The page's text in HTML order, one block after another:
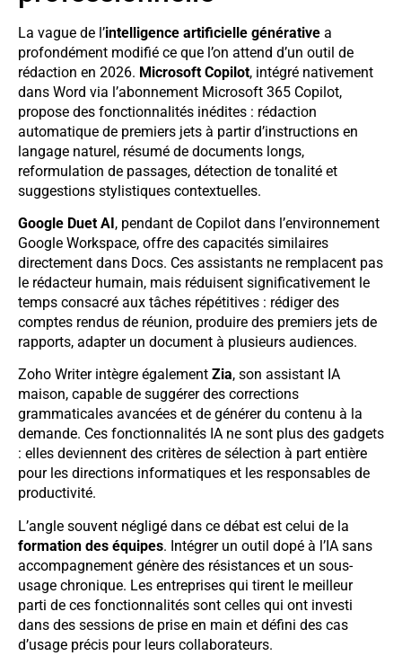
La vague de l’intelligence artificielle générative a
profondément modifié ce que l’on attend d’un outil de
rédaction en 2026. Microsoft Copilot, intégré nativement
dans Word via l’abonnement Microsoft 365 Copilot,
propose des fonctionnalités inédites : rédaction
automatique de premiers jets à partir d’instructions en
langage naturel, résumé de documents longs,
reformulation de passages, détection de tonalité et
suggestions stylistiques contextuelles.
Google Duet AI, pendant de Copilot dans l’environnement
Google Workspace, offre des capacités similaires
directement dans Docs. Ces assistants ne remplacent pas
le rédacteur humain, mais réduisent significativement le
temps consacré aux tâches répétitives : rédiger des
comptes rendus de réunion, produire des premiers jets de
rapports, adapter un document à plusieurs audiences.
Zoho Writer intègre également Zia, son assistant IA
maison, capable de suggérer des corrections
grammaticales avancées et de générer du contenu à la
demande. Ces fonctionnalités IA ne sont plus des gadgets
: elles deviennent des critères de sélection à part entière
pour les directions informatiques et les responsables de
productivité.
L’angle souvent négligé dans ce débat est celui de la
formation des équipes. Intégrer un outil dopé à l’IA sans
accompagnement génère des résistances et un sous-
usage chronique. Les entreprises qui tirent le meilleur
parti de ces fonctionnalités sont celles qui ont investi
dans des sessions de prise en main et défini des cas
d’usage précis pour leurs collaborateurs.